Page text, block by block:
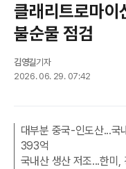
클래리트로마이
불순물 점검
김영길기자
2026. 06. 29. 07:42
대부분 중국-인도산...국
393억
국내산 생산 저조...한미,